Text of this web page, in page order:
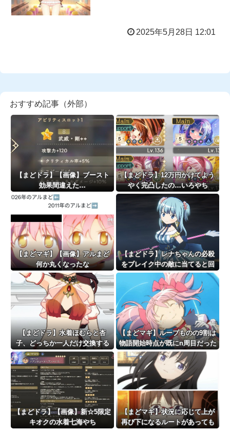
2025年5月28日 12:01
おすすめ記事（外部）
【まどドラ】【画像】ブースト
効果間違えた…
【まどドラ】12万円かけてよう
やく完凸したの…いろやち
【まどマギ】【画像】アルまど
何か丸くなったな
【まどドラ】レナちゃんの必殺
をブレイク中の敵に当てると回
復を遅らせることができるんだ
よぉ…
【まどドラ】水着ほむらと杏
子、どっちか一人だけ交換する
ならどっちがいいの
【まどマギ】ループものの9割は
物語開始時点が既にn周目だった
って仕掛けがあるよね
【まどドラ】【画像】新☆5限定
キオクの水着七海やち
【まどマギ】状況に応じて上が
再び下になるルートがあっても